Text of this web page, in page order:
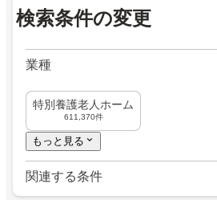
検索条件の変更
業種
特別養護老人ホーム
611,370件
もっと見る
関連する条件